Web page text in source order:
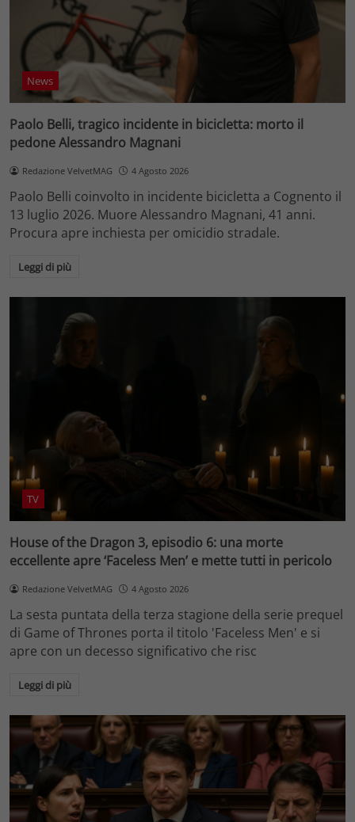
News
Paolo Belli, tragico incidente in bicicletta: morto il
pedone Alessandro Magnani
Redazione VelvetMAG 4 Agosto 2026
Paolo Belli coinvolto in incidente bicicletta a Cognento il
13 luglio 2026. Muore Alessandro Magnani, 41 anni.
Procura apre inchiesta per omicidio stradale.
Leggi di più
TV
House of the Dragon 3, episodio 6: una morte
eccellente apre ‘Faceless Men’ e mette tutti in pericolo
Redazione VelvetMAG 4 Agosto 2026
La sesta puntata della terza stagione della serie prequel
di Game of Thrones porta il titolo 'Faceless Men' e si
apre con un decesso significativo che risc
Leggi di più